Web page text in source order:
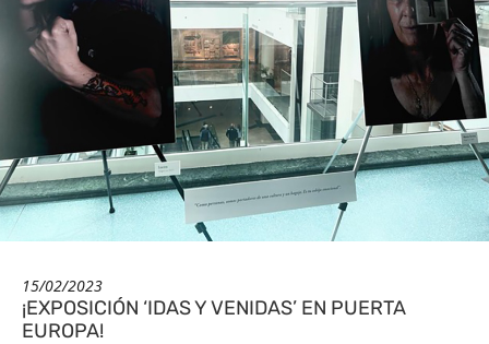
15/02/2023
¡EXPOSICIÓN ‘IDAS Y VENIDAS’ EN PUERTA
EUROPA!